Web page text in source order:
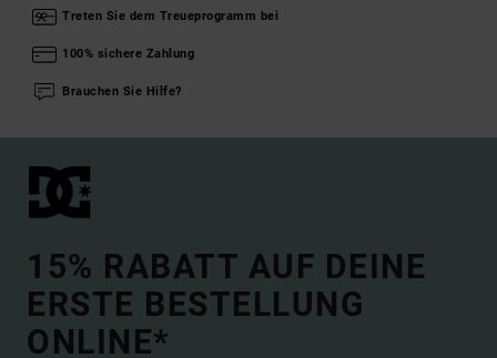
Treten Sie dem Treueprogramm bei
100% sichere Zahlung
Brauchen Sie Hilfe?
15% RABATT AUF DEINE
ERSTE BESTELLUNG
ONLINE*